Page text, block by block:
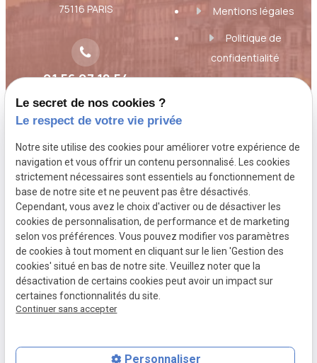
75116 PARIS
01 56 07 18 54
Mentions légales
Politique de
confidentialité
Gestion des cookies
A propos
Toujours à l'écoute des besoins et des
inquiétudes du client, Maître Florence Rouas,
avocat au Barreau de Paris, étudie votre
dossier, vous donne son point de vue de
praticien du droit et vous conseille.
Le secret de nos cookies ?
Le respect de votre vie privée
Notre site utilise des cookies pour améliorer votre expérience de
navigation et vous offrir un contenu personnalisé. Les cookies
strictement nécessaires sont essentiels au fonctionnement de
base de notre site et ne peuvent pas être désactivés.
Cependant, vous avez le choix d'activer ou de désactiver les
cookies de personnalisation, de performance et de marketing
selon vos préférences. Vous pouvez modifier vos paramètres
de cookies à tout moment en cliquant sur le lien 'Gestion des
cookies' situé en bas de notre site. Veuillez noter que la
désactivation de certains cookies peut avoir un impact sur
certaines fonctionnalités du site.
Continuer sans accepter
Personnaliser